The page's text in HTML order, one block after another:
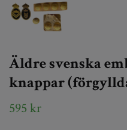
Äldre svenska
knappar
595 kr